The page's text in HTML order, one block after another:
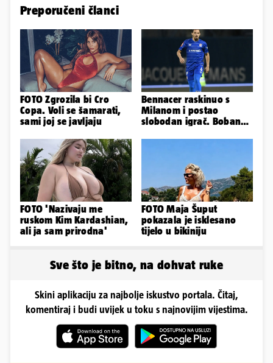
Preporučeni članci
FOTO Zgrozila bi Cro
Copa. Voli se šamarati,
sami joj se javljaju
Bennacer raskinuo s
Milanom i postao
slobodan igrač. Boban
FOTO 'Nazivaju me
ruskom Kim Kardashian,
ali ja sam prirodna'
FOTO Maja Šuput
pokazala je isklesano
tijelo u bikiniju
Sve što je bitno, na dohvat ruke
Skini aplikaciju za najbolje iskustvo portala. Čitaj,
komentiraj i budi uvijek u toku s najnovijim vijestima.